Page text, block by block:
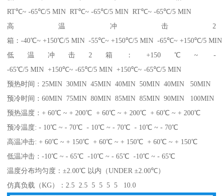
RT℃~ -65℃/5 MIN RT℃~ -65℃/5 MIN RT℃~ -65℃/5 MIN
高温冲击2
箱：-40℃~ +150℃/5 MIN -55℃~ +150℃/5 MIN -65℃~ +150℃/5 MIN
低温冲击2箱：+150℃~ -
-65℃/5 MIN +150℃~ -65℃/5 MIN +150℃~ -65℃/5 MIN
预热时间：25MIN 30MIN 45MIN 40MIN 50MIN 40MIN 50MIN
预冷时间：60MIN 75MIN 80MIN 85MIN 85MIN 90MIN 100MIN
预热温度：+ 60℃ ~ + 200℃ + 60℃ ~ + 200℃ + 60℃ ~ + 200℃
预冷温度: - 10℃ ~ - 70℃ - 10℃ ~ - 70℃ - 10℃ ~ - 70℃
高温冲击: + 60℃ ~ + 150℃ + 60℃ ~ + 150℃ + 60℃ ~ + 150℃
低温冲击：-10℃ ~ - 65℃ -10℃ ~ - 65℃ -10℃ ~ - 65℃
温度分布均匀度：±2.00℃ 以内（UNDER ±2.00℃）
仿真负载（KG）：2.5 2.5 5 5 5 5 10.0